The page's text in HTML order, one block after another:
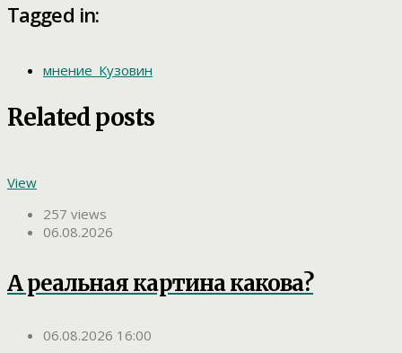
Tagged in:
мнение_Кузовин
Related posts
View
257 views
06.08.2026
А реальная картина какова?
06.08.2026 16:00